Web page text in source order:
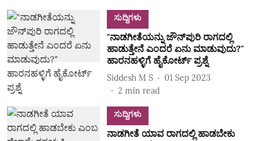
ಸುದ್ದಿಗಳು
"ನಾಡಗೀತೆಯನ್ನು ಜೌನ್‌ಪುರಿ ರಾಗದಲ್ಲಿ
ಹಾಡುತ್ತೇನೆ ಎಂದರೆ ಏನು ಮಾಡುವುದು?"
ಹಾರನಹಳ್ಳಿಗೆ ಹೈಕೋರ್ಟ್‌ ಪ್ರಶ್ನೆ
Siddesh M S
01 Sep 2023
2 min read
ಸುದ್ದಿಗಳು
ನಾಡಗೀತೆ ಯಾವ ರಾಗದಲ್ಲಿ ಹಾಡಬೇಕು